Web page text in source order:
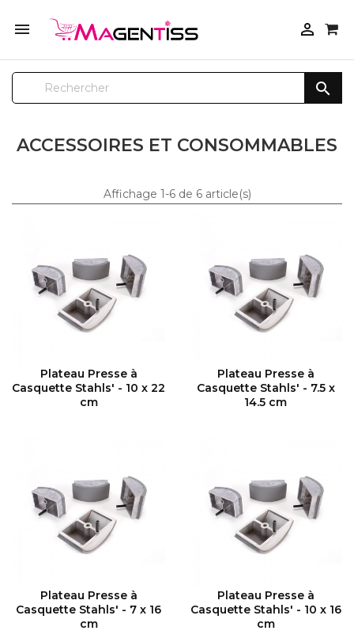
 

ACCESSOIRES ET CONSOMMABLES
Affichage 1-6 de 6 article(s)
VOIR LE PRODUIT
Plateau Presse à
Casquette Stahls' - 10 x 22
cm
VOIR LE PRODUIT
Plateau Presse à
Casquette Stahls' - 7.5 x
14.5 cm
VOIR LE PRODUIT
Plateau Presse à
Casquette Stahls' - 7 x 16
cm
VOIR LE PRODUIT
Plateau Presse à
Casquette Stahls' - 10 x 16
cm